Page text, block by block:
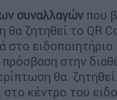
συναλλαγών που
ζητηθεί το QR
στο ειδοποιητήριο.
στην
θα ζητηθεί
κέντρο του